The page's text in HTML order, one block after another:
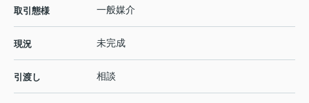
取引態様 一般媒介
現況 未完成
引渡し 相談